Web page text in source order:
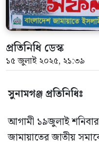
প্রতিনিধি ডেস্ক
১৫ জুলাই ২০২৫, ২১:৩৯
সুনামগঞ্জ প্রতিনিধিঃ
আগামী ১৯জুলাই শনিবার
জামায়াতের জাতীয়